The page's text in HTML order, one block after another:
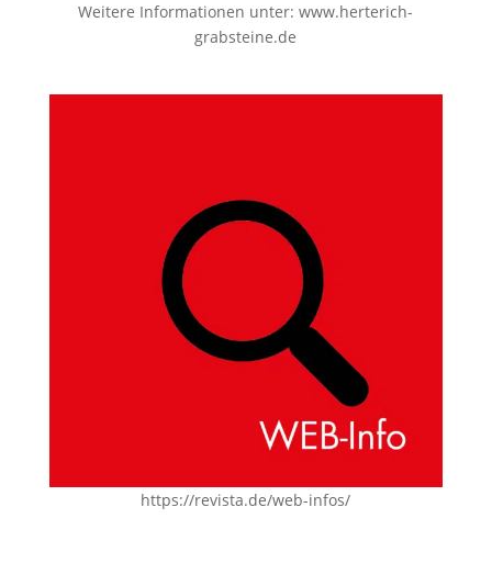
Weitere Informationen unter:www.herterich-
grabsteine.de
https://revista.de/web-infos/